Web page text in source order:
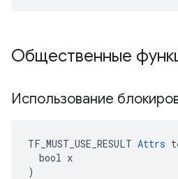
Общественные
Использование
TF_MUST_USE_RESULT Attrs
  bool x
)